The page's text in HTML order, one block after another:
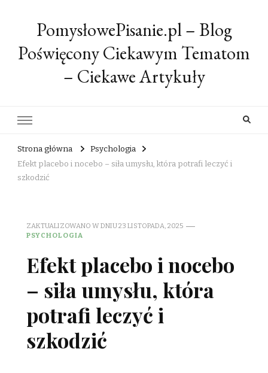
PomysłowePisanie.pl – Blog
Poświęcony Ciekawym Tematom
– Ciekawe Artykuły
Strona główna
Psychologia
Efekt placebo i nocebo – siła umysłu, która potrafi leczyć i
szkodzić
ZAKTUALIZOWANO W DNIU23 LISTOPADA, 2025
PSYCHOLOGIA
Efekt placebo i nocebo
– siła umysłu, która
potrafi leczyć i
szkodzić